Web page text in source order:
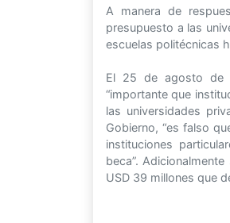
A manera de
presupuesto a las
escuelas politécnicas
El 25 de agosto de
“importante que
las universidades
Gobierno, “es falso
instituciones
beca”.
USD 39 millones que